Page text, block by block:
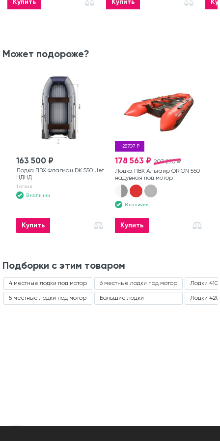
Может подороже?
163 500 ₽
Лодка ПВХ Флагман DK 550 Jet
НДНД
1 отзыв
В наличии
Купить
-28707 ₽
207 270 ₽
178 563 ₽
Лодка ПВХ Альтаир ORION 550
надувная под мотор
В наличии
Купить
Подборки с этим товаром
4 местные лодки под мотор
5 местные лодки под мотор
6 местные лодки под мотор
Большие лодки
Лодки 410
Лодки 420